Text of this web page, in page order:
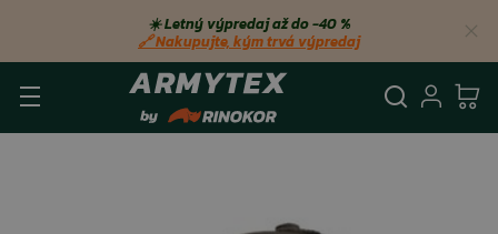
☀️ Letný výpredaj až do −40 %
🔗 Nakupujte, kým trvá výpredaj